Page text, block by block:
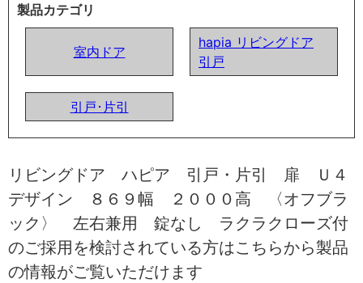
製品カテゴリ
室内ドア
hapia リビングドア
引戸
引戸･片引
リビングドア ハピア 引戸・片引 扉 Ｕ４
デザイン ８６９幅 ２０００高 〈オフブラ
ック〉 左右兼用 錠なし ラクラクローズ付
のご採用を検討されている方はこちらから製品
の情報がご覧いただけます